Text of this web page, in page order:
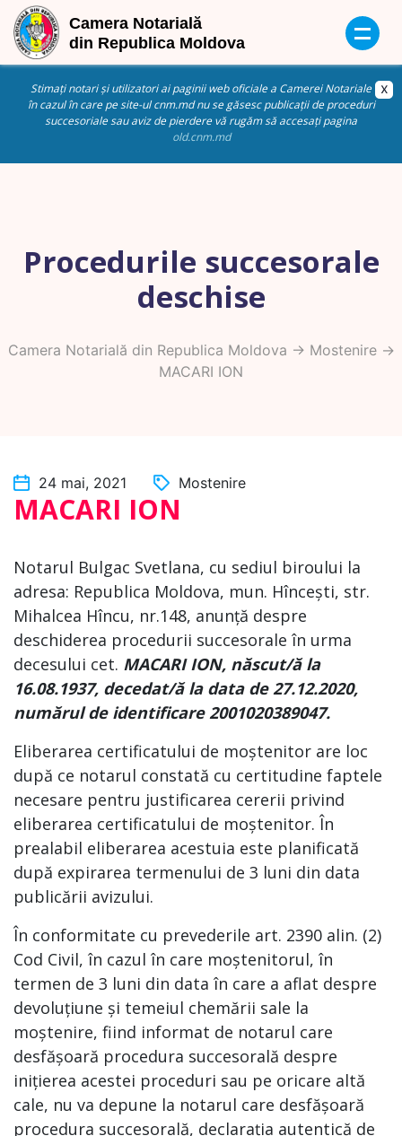
Stimați notari și utilizatori ai paginii web oficiale a Camerei Notariale
în cazul în care pe site-ul cnm.md nu se găsesc publicații de proceduri
succesoriale sau aviz de pierdere vă rugăm să accesați pagina
old.cnm.md
Procedurile succesorale
deschise
Camera Notarială din Republica Moldova -> Mostenire->
MACARI ION
24 mai, 2021 Mostenire
MACARI ION
Notarul Bulgac Svetlana, cu sediul biroului la
adresa: Republica Moldova, mun. Hîncești, str.
Mihalcea Hîncu, nr.148, anunță despre
deschiderea procedurii succesorale în urma
decesului cet. MACARI ION, născut/ă la
16.08.1937, decedat/ă la data de 27.12.2020,
numărul de identificare2001020389047.
Eliberarea certificatului de moștenitor are loc
după ce notarul constată cu certitudine faptele
necesare pentru justificarea cererii privind
eliberarea certificatului de moștenitor. În
prealabil eliberarea acestuia este planificată
după expirarea termenului de 3 luni din data
publicării avizului.
În conformitate cu prevederile art. 2390 alin. (2)
Cod Civil, în cazul în care moștenitorul, în
termen de 3 luni din data în care a aflat despre
devoluțiune și temeiul chemării sale la
moștenire, fiind informat de notarul care
desfășoară procedura succesorală despre
inițierea acestei proceduri sau pe oricare altă
cale, nu va depune la notarul care desfășoară
procedura succesorală, declarația autentică de